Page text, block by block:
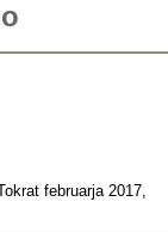
februarja 2017,